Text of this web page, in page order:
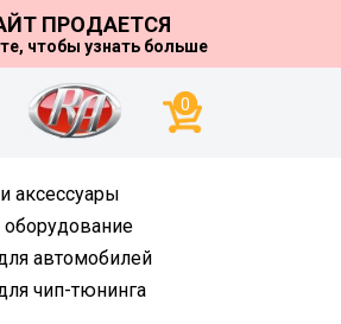
ПРОДАЕТСЯ
чтобы узнать больше
0
аксессуары
оборудование
автомобилей
чип-тюнинга